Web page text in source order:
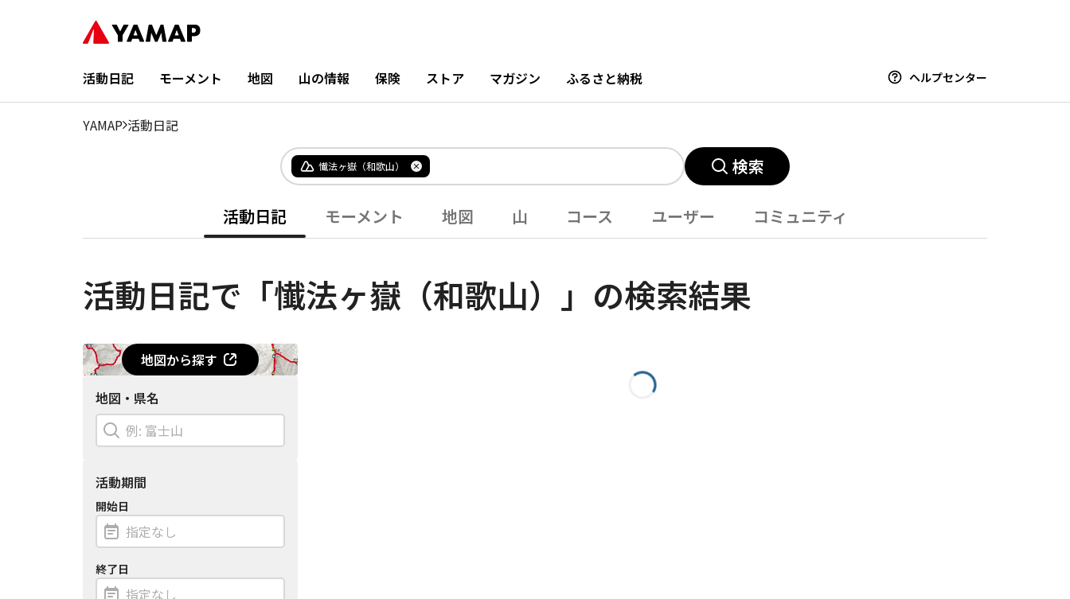
活動日記 モーメント 地図 山の情報 保険 ストア マガジン ふるさと納税 ヘルプセンター
YAMAP 活動日記
懴法ヶ嶽（和歌山） 検索
活動日記 モーメント 地図 山 コース ユーザー コミュニティ
活動日記で「懴法ヶ嶽（和歌山）」の検索結果
地図から探す
地図・県名
活動期間
開始日
終了日